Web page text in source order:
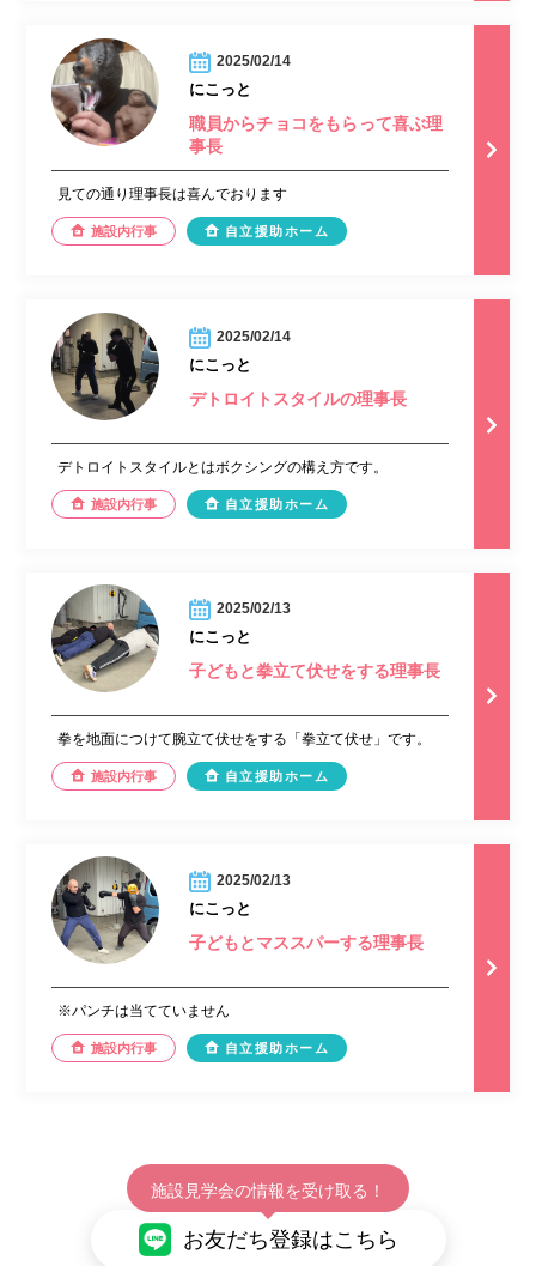
2025/02/14
にこっと
職員からチョコをもらって喜ぶ理
事長
見ての通り理事長は喜んでおります
施設内行事 自立援助ホーム
2025/02/14
にこっと
デトロイトスタイルの理事長
デトロイトスタイルとはボクシングの構え方です。
施設内行事 自立援助ホーム
2025/02/13
にこっと
子どもと拳立て伏せをする理事長
拳を地面につけて腕立て伏せをする「拳立て伏せ」です。
施設内行事 自立援助ホーム
2025/02/13
にこっと
子どもとマススパーする理事長
※パンチは当てていません
施設内行事 自立援助ホーム
施設見学会の情報を受け取る！
お友だち登録はこちら